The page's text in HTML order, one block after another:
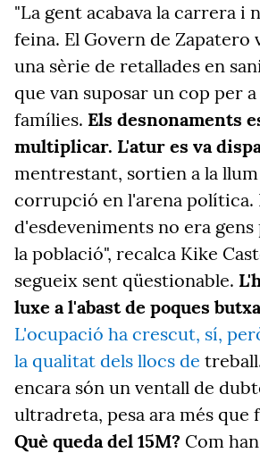
"La gent acabava la carrera i
feina. El Govern de Zapatero
una sèrie de retallades en
que van suposar un cop per
famílies. Els desnonaments
multiplicar. L'atur es va
mentrestant, sortien a la llum
corrupció en l'arena política.
d'esdeveniments no era
la població", recalca Kike
segueix sent qüestionable.
luxe a l'abast de poques
L'ocupació ha crescut, sí,
la qualitat dels llocs de
encara són un ventall de
ultradreta, pesa ara més que
Què queda del 15M? Com